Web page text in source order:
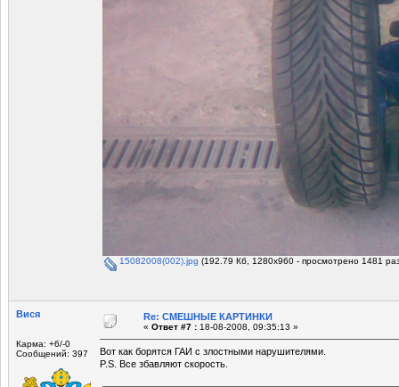
15082008(002).jpg (192.79 Кб, 1280x960 - просмотрено 1481
Вися
Карма: +6/-0
Сообщений: 397
Re: СМЕШНЫЕ КАРТИНКИ
« Ответ #7 : 18-08-2008, 09:35:13 »
Вот как борятся ГАИ с злостными нарушителями.
P.S. Все збавляют скорость.